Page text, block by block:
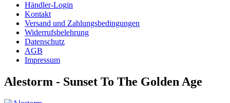
Händler-Login
Kontakt
Versand und Zahlungsbedingungen
Widerrufsbelehrung
Datenschutz
AGB
Impressum
Alestorm - Sunset To The Golden Age